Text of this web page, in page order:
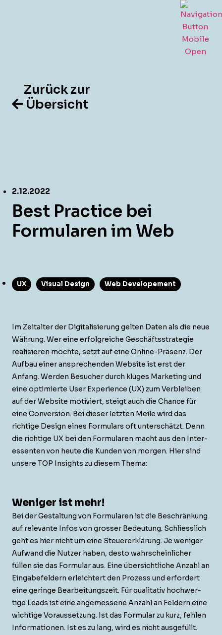
Zurück zur
Übersicht
2.12.2022
Best Practice bei
Formularen im Web
UX Visual Design Web Developement
Im Zeital­ter der Dig­i­tal­isierung gel­ten Dat­en als die neue
Währung. Wer eine erfol­gre­iche Geschäftsstrate­gie
real­isieren möchte, set­zt auf eine Online-Präsenz. Der
Auf­bau ein­er ansprechen­den Web­site ist erst der
Anfang. Wer­den Besuch­er durch kluges Mar­ket­ing und
eine opti­mierte User Expe­ri­ence (UX) zum Verbleiben
auf der Web­site motiviert, steigt auch die Chance für
eine Con­ver­sion. Bei dieser let­zten Meile wird das
richtige Design eines For­mu­la­rs oft unter­schätzt. Denn
die richtige UX bei den For­mu­la­ren macht aus den Inter­
essen­ten von heute die Kun­den von mor­gen. Hier sind
unsere TOP Insights zu diesem Thema:
Weniger ist mehr!
Bei der Gestal­tung von For­mu­la­ren ist die Beschränkung
auf rel­e­vante Infos von gross­er Bedeu­tung. Schliesslich
geht es hier nicht um eine Steuer­erk­lärung. Je weniger
Aufwand die Nutzer haben, desto wahrschein­lich­er
füllen sie das For­mu­lar aus. Eine über­sichtliche Anzahl an
Eingabefeldern erle­ichtert den Prozess und erfordert
eine geringe Bear­beitungszeit. Für qual­i­ta­tiv hochw­er­
tige Leads ist eine angemessene Anzahl an Feldern eine
wichtige Voraus­set­zung. Ist das For­mu­lar zu kurz, fehlen
Infor­ma­tio­nen. Ist es zu lang, wird es nicht aus­ge­füllt.